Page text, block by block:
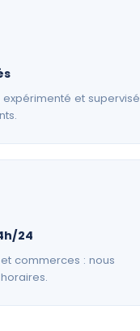
et supervisé
24
commerces : nous